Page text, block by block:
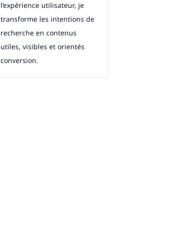
l’expérience utilisateur, je
transforme les intentions de
recherche en contenus
utiles, visibles et orientés
conversion.